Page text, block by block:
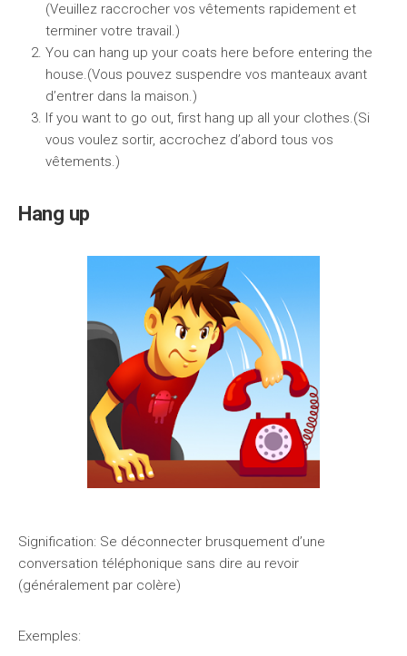
(Veuillez raccrocher vos vêtements rapidement et
terminer votre travail.)
You can hang up your coats here before entering the
house.(Vous pouvez suspendre vos manteaux avant
d’entrer dans la maison.)
If you want to go out, first hang up all your clothes.(Si
vous voulez sortir, accrochez d’abord tous vos
vêtements.)
Hang up
Signification: Se déconnecter brusquement d’une
conversation téléphonique sans dire au revoir
(généralement par colère)
Exemples: